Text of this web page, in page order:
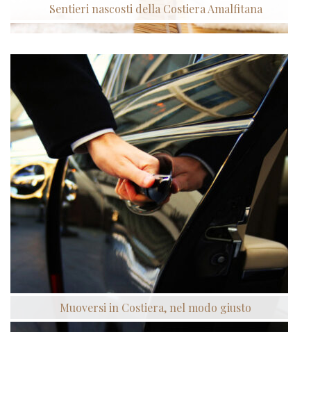
Sentieri nascosti della Costiera Amalfitana
Muoversi in Costiera, nel modo giusto